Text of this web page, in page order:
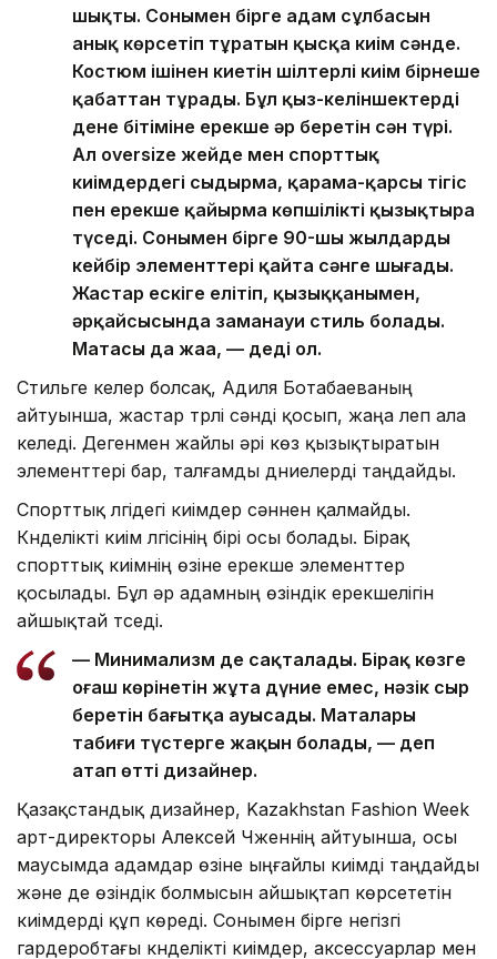
шықты. Сонымен бірге адам сұлбасын
анық көрсетіп тұратын қысқа киім сәнде.
Костюм ішінен киетін шілтерлі киім бірнеше
қабаттан тұрады. Бұл қыз-келіншектердің
дене бітіміне ерекше әр беретін сән түрі.
Ал оversize жейде мен спорттық
киімдердегі сыдырма, қарама-қарсы тігіс
пен ерекше қайырма көпшілікті қызықтыра
түседі. Сонымен бірге 90-шы жылдардың
кейбір элементтері қайта сәнге шығады.
Жастар ескіге елітіп, қызыққанымен,
әрқайсысында заманауи стиль болады.
Матасы да жаңа, — деді ол.
Стильге келер болсақ, Адиля Ботабаеваның
айтуынша, жастар түрлі сәнді қосып, жаңа леп ала
келеді. Дегенмен жайлы әрі көз қызықтыратын
элементтері бар, талғамды дүниелерді таңдайды.
Спорттық үлгідегі киімдер сәннен қалмайды.
Күнделікті киім үлгісінің бірі осы болады. Бірақ
спорттық киімнің өзіне ерекше элементтер
қосылады. Бұл әр адамның өзіндік ерекшелігін
айшықтай түседі.
— Минимализм де сақталады. Бірақ көзге
оғаш көрінетін жұтаң дүние емес, нәзік сыр
беретін бағытқа ауысады. Маталары
табиғи түстерге жақын болады, — деп
атап өтті дизайнер.
Қазақстандық дизайнер, Kazakhstan Fashion Week
арт-директоры Алексей Чженнің айтуынша, осы
маусымда адамдар өзіне ыңғайлы киімді таңдайды
және де өзіндік болмысын айшықтап көрсететін
киімдерді құп көреді. Сонымен бірге негізгі
гардеробтағы күнделікті киімдер, аксессуарлар мен